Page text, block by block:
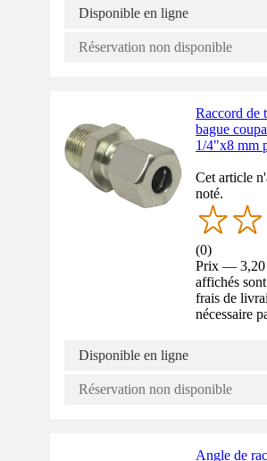
Disponible en ligne
Réservation non disponible
Raccord de
bague
1/4"x8 mm
Cet article
noté.
(0)
Prix — 3,20
affichés
frais de
nécessaire
Disponible en ligne
Réservation non disponible
Angle de